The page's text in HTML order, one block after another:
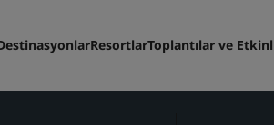
ResortlarToplantılar ve